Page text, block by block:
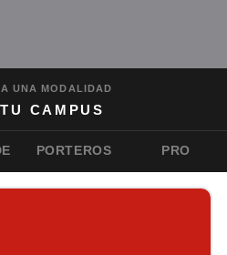
UNA MODALIDAD
CAMPUS
PORTEROS PRO